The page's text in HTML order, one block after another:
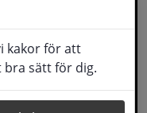
kakor för att
bra sätt för dig.
LONA-bidrag till